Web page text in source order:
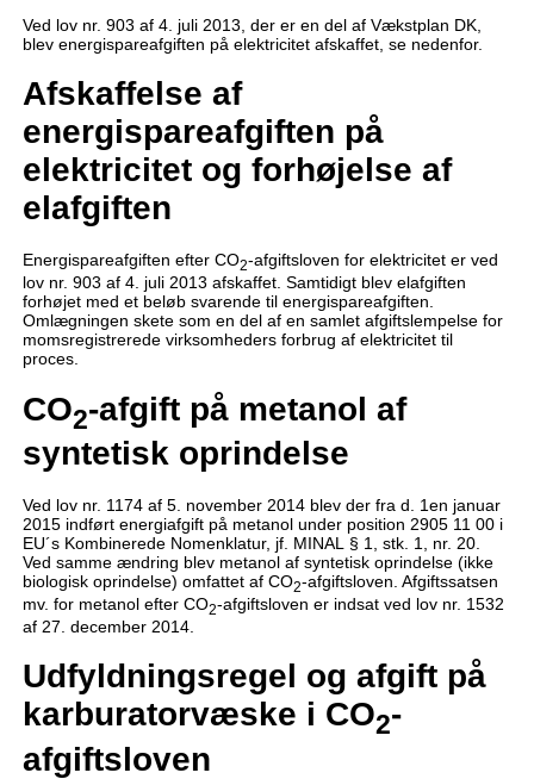
Ved lov nr. 903 af 4. juli 2013, der er en del af Vækstplan DK,
blev energispareafgiften på elektricitet afskaffet, se nedenfor.
Afskaffelse af
energispareafgiften på
elektricitet og forhøjelse af
elafgiften
Energispareafgiften efter CO2-afgiftsloven for elektricitet er ved
lov nr. 903 af 4. juli 2013 afskaffet. Samtidigt blev elafgiften
forhøjet med et beløb svarende til energispareafgiften.
Omlægningen skete som en del af en samlet afgiftslempelse for
momsregistrerede virksomheders forbrug af elektricitet til
proces.
CO2-afgift på metanol af
syntetisk oprindelse
Ved lov nr. 1174 af 5. november 2014 blev der fra d. 1en januar
2015 indført energiafgift på metanol under position 2905 11 00 i
EU´s Kombinerede Nomenklatur, jf. MINAL § 1, stk. 1, nr. 20.
Ved samme ændring blev metanol af syntetisk oprindelse (ikke
biologisk oprindelse) omfattet af CO2-afgiftsloven. Afgiftssatsen
mv. for metanol efter CO2-afgiftsloven er indsat ved lov nr. 1532
af 27. december 2014.
Udfyldningsregel og afgift på
karburatorvæske i CO2-
afgiftsloven